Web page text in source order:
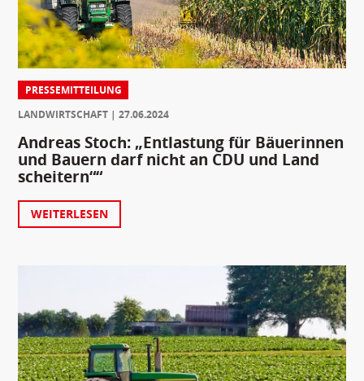
PRESSEMITTEILUNG
LANDWIRTSCHAFT
27.06.2024
Andreas Stoch: „Entlastung für Bäuerinnen
und Bauern darf nicht an CDU und Land
scheitern““
WEITERLESEN